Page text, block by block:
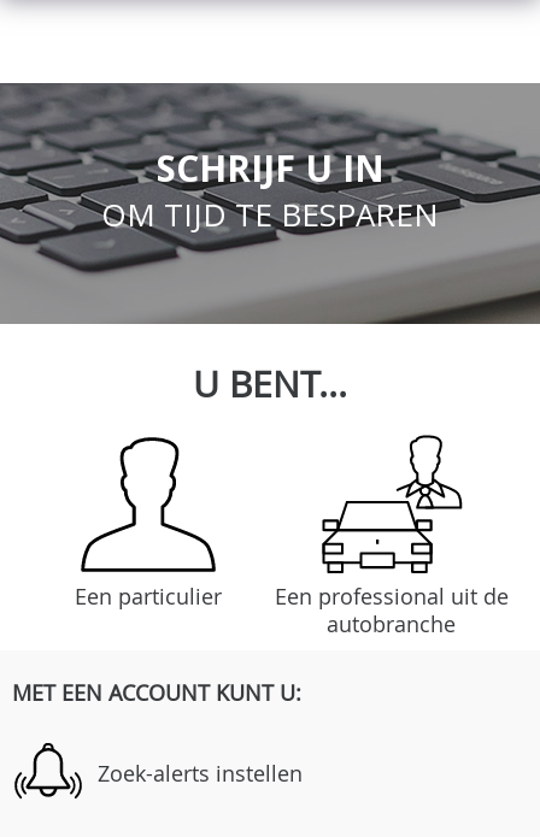
SCHRIJF U IN
OM TIJD TE BESPAREN
U BENT...
Een particulier
Een professional uit de
autobranche
MET EEN ACCOUNT KUNT U:
Zoek-alerts instellen